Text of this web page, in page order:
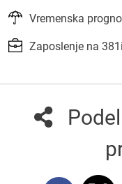
Vremenska
Zaposlenje na